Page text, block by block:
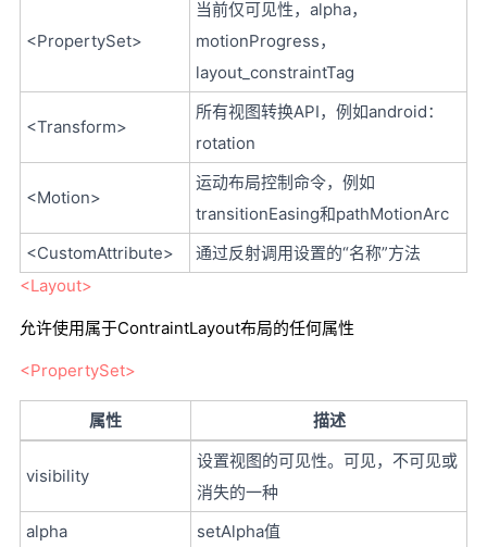
<PropertySet>
当前仅可见性，alpha，
motionProgress，
layout_constraintTag
<Transform>
所有视图转换API，例如android：
rotation
<Motion>
运动布局控制命令，例如
transitionEasing和pathMotionArc
<CustomAttribute>
通过反射调用设置的“名称”方法
<Layout>
允许使用属于ContraintLayout布局的任何属性
<PropertySet>
属性 描述
visibility
设置视图的可见性。可见，不可见或
消失的一种
alpha
setAlpha值